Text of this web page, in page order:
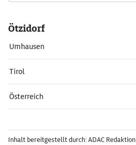
Ötzidorf
Umhausen
Tirol
Österreich
Inhalt bereitgestellt durch: ADAC Redaktion